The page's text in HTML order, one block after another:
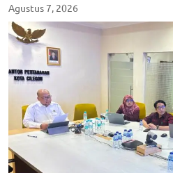
Agustus 7, 2026